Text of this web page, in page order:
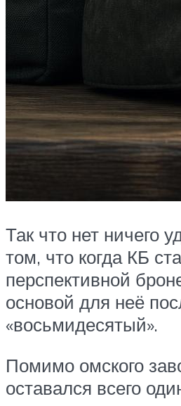
Так что нет ничего
том, что когда КБ
перспективной
основой для неё
«восьмидесятый».
Помимо омского
оставался всего